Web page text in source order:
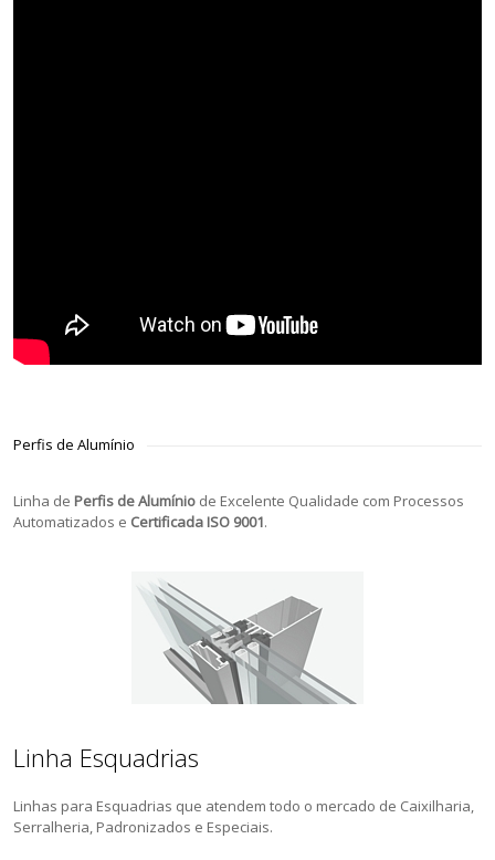
Perfis de Alumínio
Linha de Perfis de Alumínio de Excelente Qualidade com Processos
Automatizados e Certificada ISO 9001.
Linha Esquadrias
Linhas para Esquadrias que atendem todo o mercado de Caixilharia,
Serralheria, Padronizados e Especiais.